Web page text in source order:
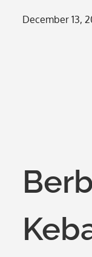
Posted
December 13,